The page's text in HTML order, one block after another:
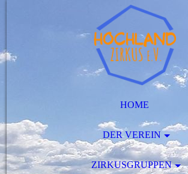
HOME
DER VEREIN
ZIRKUSGRUPPEN